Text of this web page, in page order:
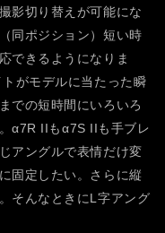
影切り替えが可能にな
同ポジション）短い時
できるようになりま
がモデルに当たった瞬
での短時間にいろいろ
α7R IIもα7S IIも手ブレ
アングルで表情だけ変
固定したい。さらに縦
そんなときにL字アング